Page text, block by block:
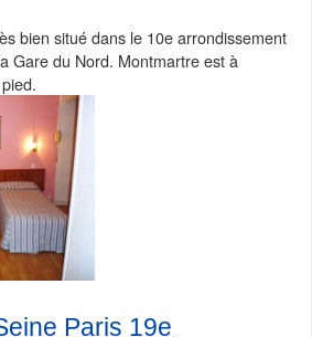
bien situé dans le 10e arrondissement
Gare du Nord. Montmartre est à
Paris 19e